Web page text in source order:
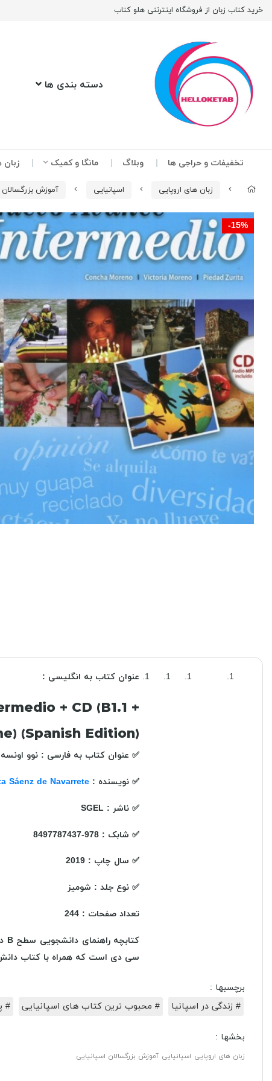
خرید کتاب زبان از فروشگاه اینترنتی هلو کتاب
دسته بندی ها
تخفیفات و حراجی ها وبلاگ مانگا و کمیک
زبان های اروپایی اسپانیایی آموزش بزرگسالان
15%-
عنوان کتاب به انگلیسی :
+ CD (B1.1 +
(Spanish Edition)
✅ عنوان کتاب به فارسی : نوو
✅ نویسنده : Sáenz de Navarrete
✅ ناشر : SGEL
✅ شابک : 978-8497787437
✅ سال چاپ : 2019
✅ نوع جلد : شومیز
تعداد صفحات : 244
سی دی است که همراه با کتاب
برچسبها :
# زندگی در اسپانیا
# محبوب ترین کتاب های اسپانیایی #
بخشها :
زبان های اروپایی اسپانیایی آموزش بزرگسالان اسپانیایی